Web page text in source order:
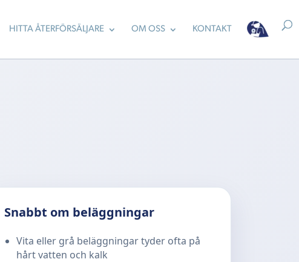
HITTA ÅTERFÖRSÄLJARE OM OSS KONTAKT
Snabbt om beläggningar
Vita eller grå beläggningar tyder ofta på
hårt vatten och kalk